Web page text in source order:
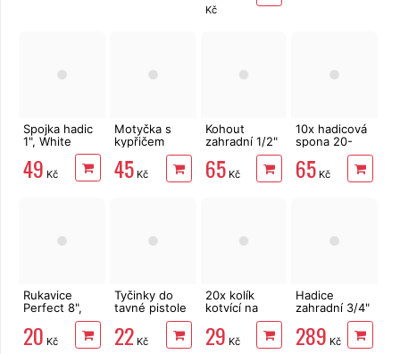
Kč
Spojka hadic
1", White
49 Kč
Motyčka s
kypřičem
Bradas DE
LUXE
45Kč
Kohout
zahradní 1/2"
EXTOL Craft
70150
65Kč
10x hadicová
spona 20-
32mm pro
hadici 3/4"
65 Kč
Rukavice
Perfect 8",
20 Kč
Tyčinky do
tavné pistole
transparentní,
6 ks
22 Kč
20x kolík
kotvící na
upevnění
textilie 12 cm
29 Kč
Hadice
zahradní 3/4"
20 m Bradas
Sprint
289 Kč